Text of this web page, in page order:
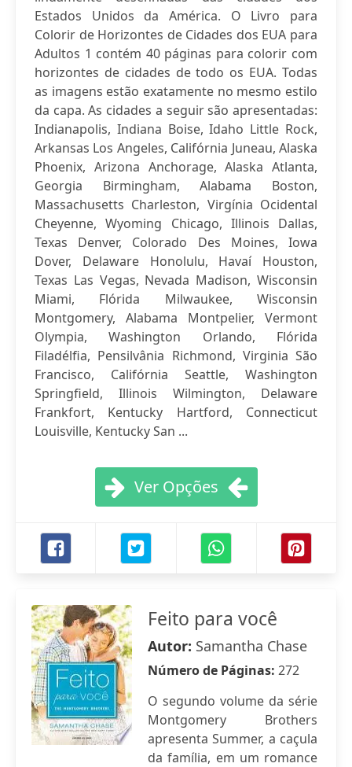
Estados Unidos da América. O Livro para
Colorir de Horizontes de Cidades dos EUA para
Adultos 1 contém 40 páginas para colorir com
horizontes de cidades de todo os EUA. Todas
as imagens estão exatamente no mesmo estilo
da capa. As cidades a seguir são apresentadas:
Indianapolis, Indiana Boise, Idaho Little Rock,
Arkansas Los Angeles, Califórnia Juneau, Alaska
Phoenix, Arizona Anchorage, Alaska Atlanta,
Georgia Birmingham, Alabama Boston,
Massachusetts Charleston, Virgínia Ocidental
Cheyenne, Wyoming Chicago, Illinois Dallas,
Texas Denver, Colorado Des Moines, Iowa
Dover, Delaware Honolulu, Havaí Houston,
Texas Las Vegas, Nevada Madison, Wisconsin
Miami, Flórida Milwaukee, Wisconsin
Montgomery, Alabama Montpelier, Vermont
Olympia, Washington Orlando, Flórida
Filadélfia, Pensilvânia Richmond, Virginia São
Francisco, Califórnia Seattle, Washington
Springfield, Illinois Wilmington, Delaware
Frankfort, Kentucky Hartford, Connecticut
Louisville, Kentucky San ...
Ver Opções
Feito para você
Autor: Samantha Chase
Número de Páginas: 272
O segundo volume da série
Montgomery Brothers
apresenta Summer, a caçula
da família, em um romance